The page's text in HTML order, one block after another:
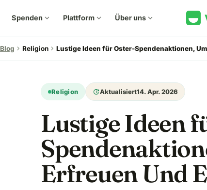
Spenden expand_more Plattform expand_more Über uns expand_more
Blog chevron_right Religion chevron_right Lustige Ideen für Oster-Spendenaktionen,
Religion updateAktualisiert14. Apr. 2026
Lustige Ideen
Erfreuen Und